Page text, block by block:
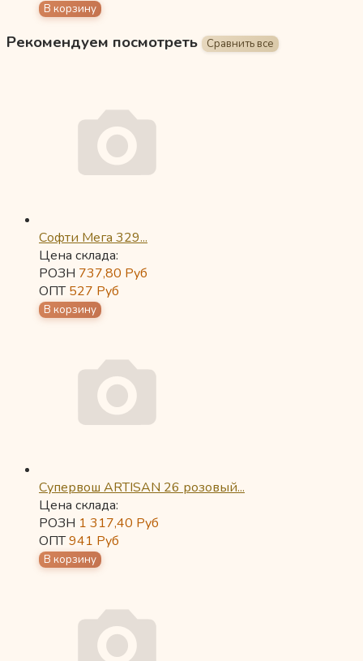
Рекомендуем посмотреть
Софти Мега 329...
Цена склада:
РОЗН 737,80 Руб
ОПТ527 Руб
Супервош ARTISAN 26 розовый...
Цена склада:
РОЗН 1 317,40 Руб
ОПТ941 Руб